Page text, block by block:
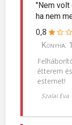
"Nem volt
ha nem
0,8
Konyha:
étterem
estemet!
Szalai Eva